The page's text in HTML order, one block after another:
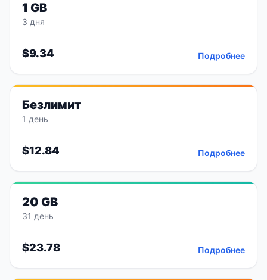
1 GB
3 дня
$9.34 Подробнее
Безлимит
1 день
$12.84 Подробнее
20 GB
31 день
$23.78 Подробнее